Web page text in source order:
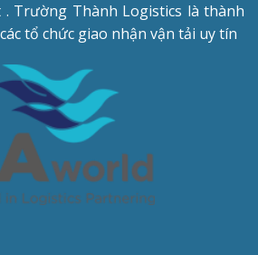
Trường Thành Logistics là thành
tổ chức giao nhận vận tải uy tín